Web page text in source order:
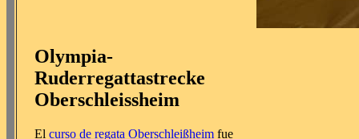
Olympia-
Ruderregattastrecke
Oberschleissheim
El curso de regata Oberschleißheim fue